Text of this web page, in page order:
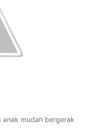
anak mudah bergerak